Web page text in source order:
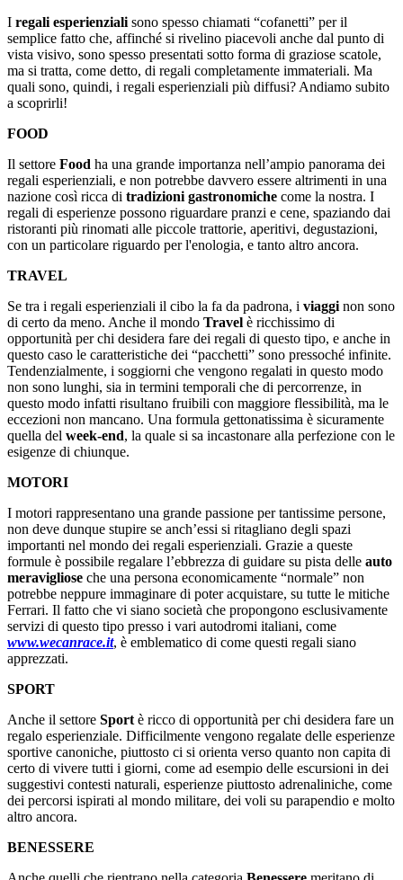
I regali esperienziali sono spesso chiamati “cofanetti” per il
semplice fatto che, affinché si rivelino piacevoli anche dal punto di
vista visivo, sono spesso presentati sotto forma di graziose scatole,
ma si tratta, come detto, di regali completamente immateriali. Ma
quali sono, quindi, i regali esperienziali più diffusi? Andiamo subito
a scoprirli!
FOOD
Il settore Food ha una grande importanza nell’ampio panorama dei
regali esperienziali, e non potrebbe davvero essere altrimenti in una
nazione così ricca di tradizioni gastronomiche come la nostra. I
regali di esperienze possono riguardare pranzi e cene, spaziando dai
ristoranti più rinomati alle piccole trattorie, aperitivi, degustazioni,
con un particolare riguardo per l'enologia, e tanto altro ancora.
TRAVEL
Se tra i regali esperienziali il cibo la fa da padrona, i viaggi non sono
di certo da meno. Anche il mondo Travel è ricchissimo di
opportunità per chi desidera fare dei regali di questo tipo, e anche in
questo caso le caratteristiche dei “pacchetti” sono pressoché infinite.
Tendenzialmente, i soggiorni che vengono regalati in questo modo
non sono lunghi, sia in termini temporali che di percorrenze, in
questo modo infatti risultano fruibili con maggiore flessibilità, ma le
eccezioni non mancano. Una formula gettonatissima è sicuramente
quella del week-end, la quale si sa incastonare alla perfezione con le
esigenze di chiunque.
MOTORI
I motori rappresentano una grande passione per tantissime persone,
non deve dunque stupire se anch’essi si ritagliano degli spazi
importanti nel mondo dei regali esperienziali. Grazie a queste
formule è possibile regalare l’ebbrezza di guidare su pista delle auto
meravigliose che una persona economicamente “normale” non
potrebbe neppure immaginare di poter acquistare, su tutte le mitiche
Ferrari. Il fatto che vi siano società che propongono esclusivamente
servizi di questo tipo presso i vari autodromi italiani, come
www.wecanrace.it, è emblematico di come questi regali siano
apprezzati.
SPORT
Anche il settore Sport è ricco di opportunità per chi desidera fare un
regalo esperienziale. Difficilmente vengono regalate delle esperienze
sportive canoniche, piuttosto ci si orienta verso quanto non capita di
certo di vivere tutti i giorni, come ad esempio delle escursioni in dei
suggestivi contesti naturali, esperienze piuttosto adrenaliniche, come
dei percorsi ispirati al mondo militare, dei voli su parapendio e molto
altro ancora.
BENESSERE